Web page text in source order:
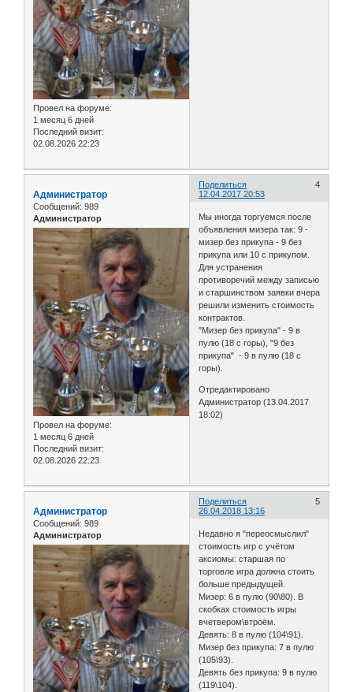
Провел на форуме:
1 месяц 6 дней
Последний визит:
02.08.2026 22:23
Поделиться
4
12.04.2017 20:53
Администратор
Сообщений: 989
Администратор
Провел на форуме:
1 месяц 6 дней
Последний визит:
02.08.2026 22:23
Мы иногда торгуемся после
объявления мизера так: 9 -
мизер без прикупа - 9 без
прикупа или 10 с прикупом.
Для устранения
противоречий между записью
и старшинством заявки вчера
решили изменить стоимость
контрактов.
"Мизер без прикупа" - 9 в
пулю (18 с горы), "9 без
прикупа" - 9 в пулю (18 с
горы).
Отредактировано
Администратор (13.04.2017
18:02)
Поделиться
5
26.04.2018 13:16
Администратор
Сообщений: 989
Администратор
Недавно я "переосмыслил"
стоимость игр с учётом
аксиомы: старшая по
торговле игра должна стоить
больше предыдущей.
Мизер: 6 в пулю (90\80). В
скобках стоимость игры
вчетвером\втроём.
Девять: 8 в пулю (104\91).
Мизер без прикупа: 7 в пулю
(105\93).
Девять без прикупа: 9 в пулю
(119\104).